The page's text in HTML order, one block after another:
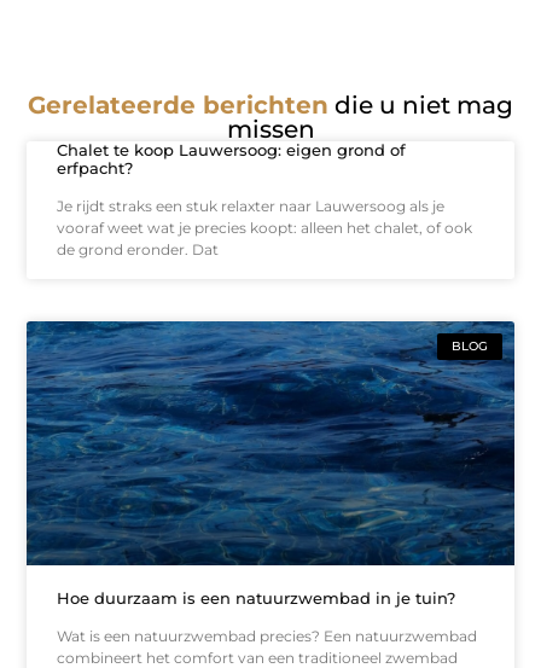
Gerelateerde berichten die u niet mag
missen
Chalet te koop Lauwersoog: eigen grond of
erfpacht?
Je rijdt straks een stuk relaxter naar Lauwersoog als je
vooraf weet wat je precies koopt: alleen het chalet, of ook
de grond eronder. Dat
BLOG
Hoe duurzaam is een natuurzwembad in je tuin?
Wat is een natuurzwembad precies? Een natuurzwembad
combineert het comfort van een traditioneel zwembad